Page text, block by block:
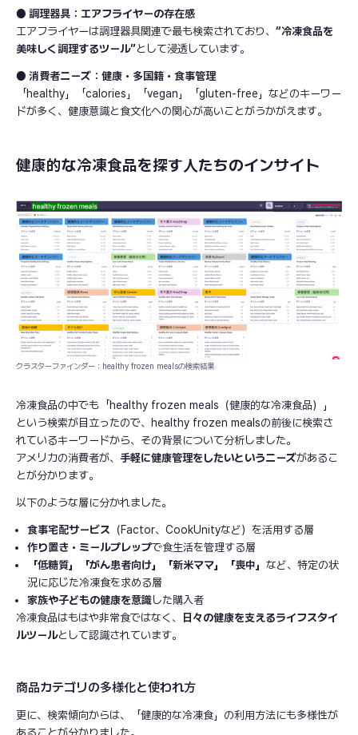
● 調理器具：エアフライヤーの存在感
エアフライヤーは調理器具関連で最も検索されており、 “冷凍食品を
美味しく調理するツール”として浸透しています。
● 消費者ニーズ：健康・多国籍・食事管理
「healthy」「calories」「vegan」「gluten-free」などのキーワー
ドが多く、健康意識と食文化への関心が高いことがうかがえます。
健康的な冷凍食品を探す人たちのインサイト
クラスターファインダー：healthy frozen mealsの検索結果
冷凍食品の中でも「healthy frozen meals（健康的な冷凍食品）」
という検索が目立ったので、healthy frozen mealsの前後に検索さ
れているキーワードから、その背景について分析しました。
アメリカの消費者が、 手軽に健康管理をしたいというニーズがあるこ
とが分かります。
以下のような層に分かれました。
食事宅配サービス （Factor、CookUnityなど）を活用する層
作り置き・ミールプレップで食生活を管理する層
「低糖質」「がん患者向け」「新米ママ」「喪中」 など、特定の状
況に応じた冷凍食を求める層
家族や子どもの健康を意識した購入者
冷凍食品はもはや非常食ではなく、
日々の健康を支えるライフスタイ
ルツールとして認識されています。
商品カテゴリの多様化と使われ方
更に、検索傾向からは、「健康的な冷凍食」の利用方法にも多様性が